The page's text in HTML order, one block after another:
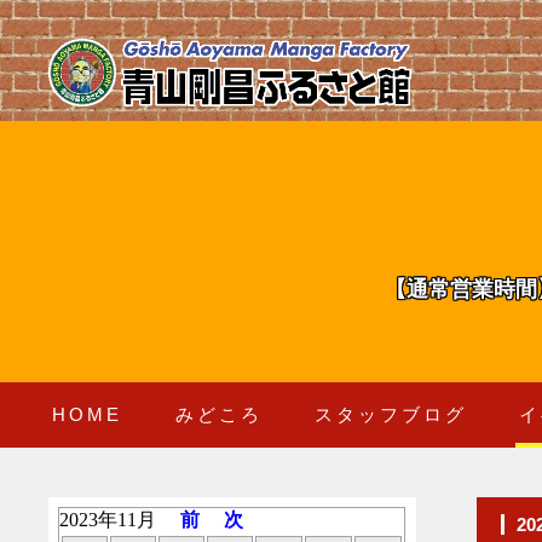
【通常営業
HOME みどころ スタッフブログ